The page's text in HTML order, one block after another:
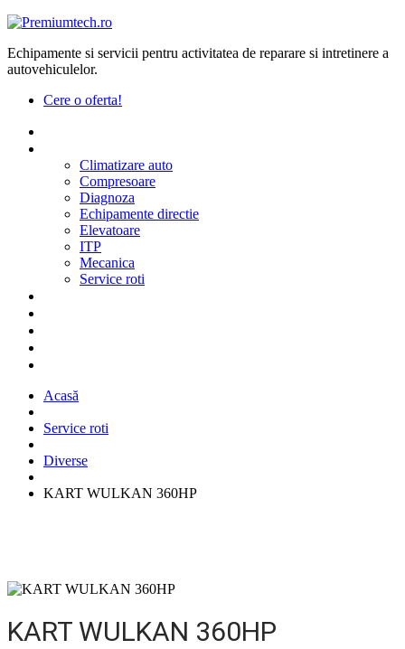
Echipamente si servicii pentru activitatea de reparare si intretinere a
autovehiculelor.
Cere o oferta!
Climatizare auto
Compresoare
Diagnoza
Echipamente directie
Elevatoare
ITP
Mecanica
Service roti
Acasă
Service roti
Diverse
KART WULKAN 360HP
KART WULKAN 360HP